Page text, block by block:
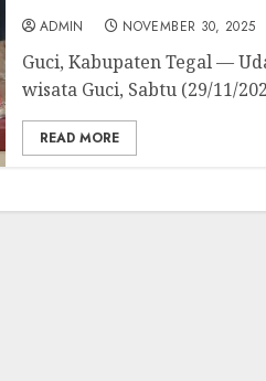
ADMIN NOVEMBER 30, 2025
Guci, Kabupaten Tegal —
wisata Guci, Sabtu (29/11/
READ MORE